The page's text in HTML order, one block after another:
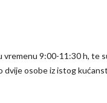
vremenu 9:00-11:30 h, te
dvije osobe iz istog